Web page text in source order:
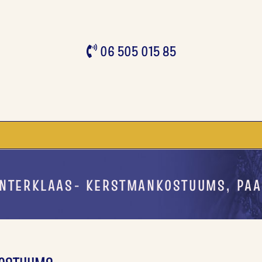
06 505 015 85
KERSTMANKOSTUUMS,